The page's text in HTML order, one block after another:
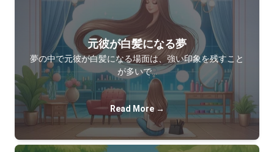
元彼が白髪になる夢
夢の中で元彼が白髪になる場面は、強い印象を残すこと
が多いで…
Read More →